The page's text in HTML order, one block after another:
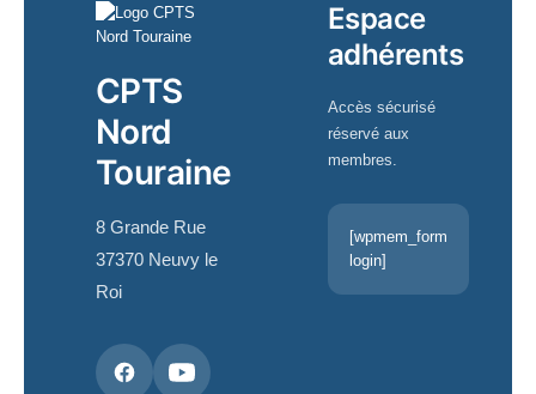
CPTS
Nord
Touraine
8 Grande Rue
37370 Neuvy le
Roi
Espace
adhérents
Accès sécurisé
réservé aux
membres.
[wpmem_form
login]